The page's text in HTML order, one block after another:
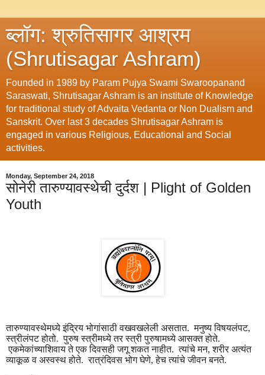
ब्लॉग: श्रुतिसागर आश्रम
(Shrutisagar Ashram)
Founded in 1989 by Param Pujya Swami Swaroopanand
Saraswati, Shrutisagar Ashram is an institute of Knowledge
for traditional study of Advaita Vedanta or Non Dualism and
Sanskrit. Over last 3 decades Shrutisagar Ashram is
engaged in various Religious, Educational and Social
activities.
Monday, September 24, 2018
सोनेरी तारुण्यावस्थेची दुर्दश | Plight of Golden
Youth
तारुण्यावस्थेमध्ये इंद्रिय भोगांसाठी वखवखलेली असतात. मनुष्य विषयलंपट,
स्त्रीलंपट होतो. पुरुष स्त्रीमध्ये तर स्त्री पुरुषामध्ये आसक्त होते.
एकमेकांच्याशिवाय ते एक दिवसही जगू शकत नाहीत. त्यांचे मन, शरीर अत्यंत
व्याकूळ व अस्वस्थ होते. रात्रंदिवस भोग घेणे, हेच त्यांचे जीवन बनते.